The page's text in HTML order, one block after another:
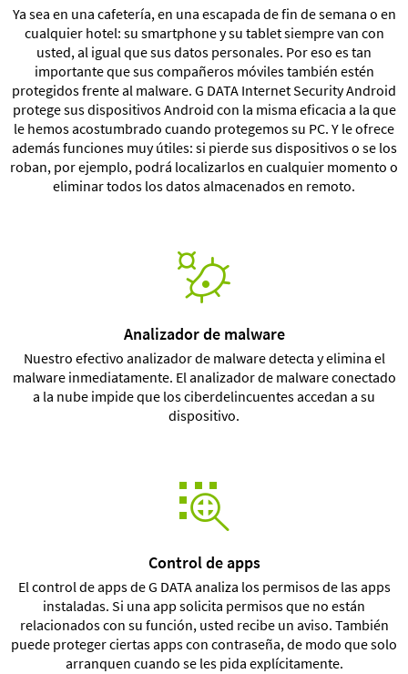
Ya sea en una cafetería, en una escapada de fin de semana o en
cualquier hotel: su smartphone y su tablet siempre van con
usted, al igual que sus datos personales. Por eso es tan
importante que sus compañeros móviles también estén
protegidos frente al malware. G DATA Internet Security Android
protege sus dispositivos Android con la misma eficacia a la que
le hemos acostumbrado cuando protegemos su PC. Y le ofrece
además funciones muy útiles: si pierde sus dispositivos o se los
roban, por ejemplo, podrá localizarlos en cualquier momento o
eliminar todos los datos almacenados en remoto.
Analizador de malware
Nuestro efectivo analizador de malware detecta y elimina el
malware inmediatamente. El analizador de malware conectado
a la nube impide que los ciberdelincuentes accedan a su
dispositivo.
Control de apps
El control de apps de G DATA analiza los permisos de las apps
instaladas. Si una app solicita permisos que no están
relacionados con su función, usted recibe un aviso. También
puede proteger ciertas apps con contraseña, de modo que solo
arranquen cuando se les pida explícitamente.